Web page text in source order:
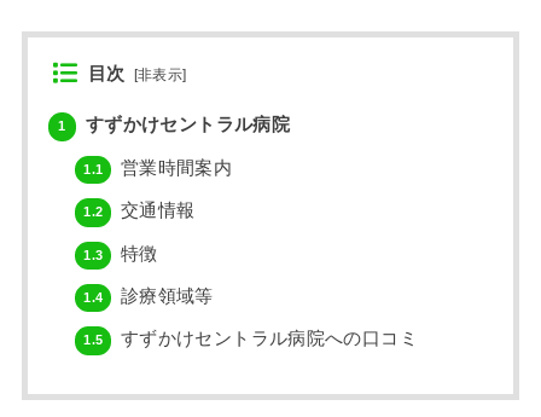
目次 [非表示]
1 すずかけセントラル病院
1.1 営業時間案内
1.2 交通情報
1.3 特徴
1.4 診療領域等
1.5 すずかけセントラル病院への口コミ